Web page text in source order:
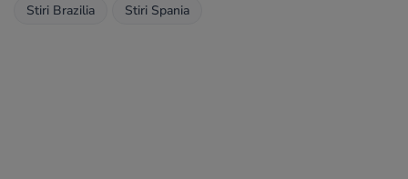
Stiri Brazilia
Stiri Spania